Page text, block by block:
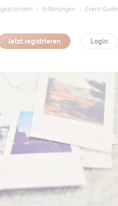
Erfahrungen Event-Guide
Login
Jetzt registrieren